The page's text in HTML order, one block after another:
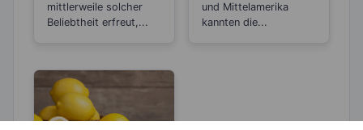
mittlerweile solcher
Beliebtheit erfreut,...
und Mittelamerika
kannten die...